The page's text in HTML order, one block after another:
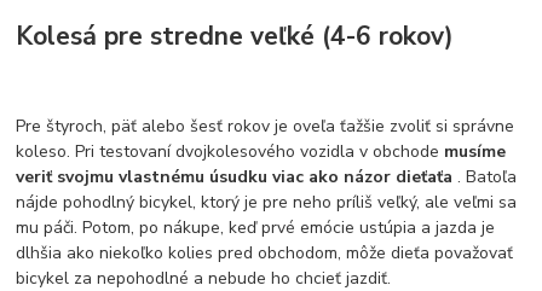
Kolesá pre stredne veľké (4-6 rokov)
Pre štyroch, päť alebo šesť rokov je oveľa ťažšie zvoliť si správne
koleso. Pri testovaní dvojkolesového vozidla v obchode musíme
veriť svojmu vlastnému úsudku viac ako názor dieťaťa. Batoľa
nájde pohodlný bicykel, ktorý je pre neho príliš veľký, ale veľmi sa
mu páči. Potom, po nákupe, keď prvé emócie ustúpia a jazda je
dlhšia ako niekoľko kolies pred obchodom, môže dieťa považovať
bicykel za nepohodlné a nebude ho chcieť jazdiť.